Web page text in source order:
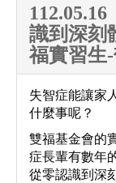
識到深刻
福實習生
失智症能讓家
什麼事呢？
雙福基金會的
症長輩有數年
從零認識到深